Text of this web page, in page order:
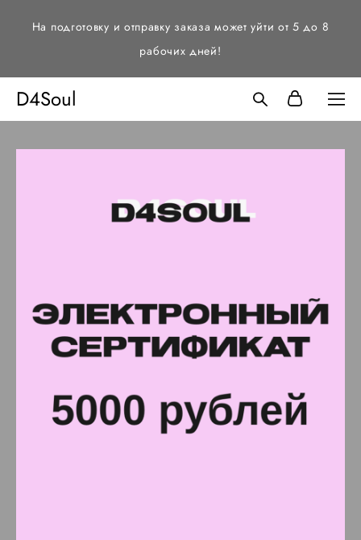
На подготовку и отправку заказа может уйти от 5 до 8
рабочих дней!
D4Soul